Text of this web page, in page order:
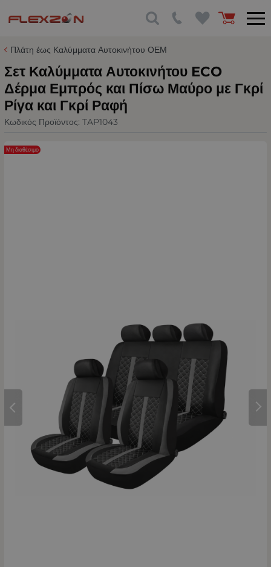
Πλάτη έως Καλύμματα Αυτοκινήτου ΟΕΜ
Σετ Καλύμματα Αυτοκινήτου ECO
Δέρμα Εμπρός και Πίσω Μαύρο με Γκρί
Ρίγα και Γκρί Ραφή
Κωδικός Προϊόντος: TAP1043
Μη διαθέσιμο